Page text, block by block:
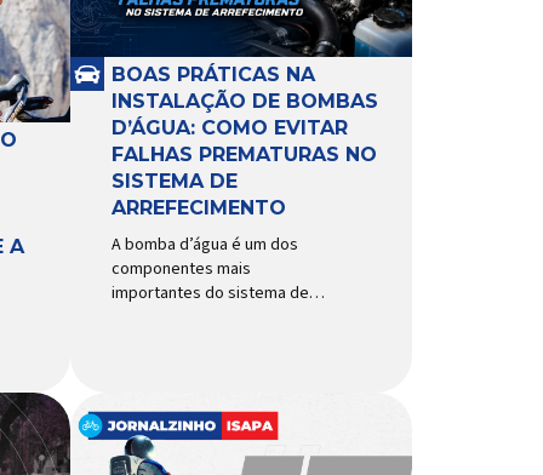
A
BOAS PRÁTICAS NA
INSTALAÇÃO DE BOMBAS
D’ÁGUA: COMO EVITAR
FALHAS PREMATURAS NO
SISTEMA DE
ARREFECIMENTO
A bomba d’água é um dos
componentes mais
importantes do sistema de
componentes do sistema,
controlando a temperatura de
operação e evitando